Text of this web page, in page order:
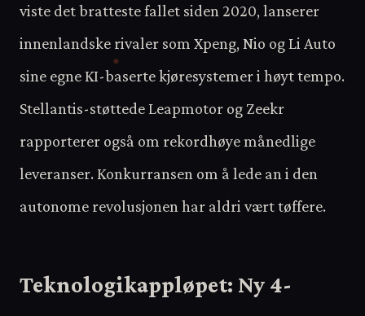
viste det bratteste fallet siden 2020, lanserer
innenlandske rivaler som Xpeng, Nio og Li Auto
sine egne KI-baserte kjøresystemer i høyt tempo.
Stellantis-støttede Leapmotor og Zeekr
rapporterer også om rekordhøye månedlige
leveranser. Konkurransen om å lede an i den
autonome revolusjonen har aldri vært tøffere.
Teknologikappløpet: Ny 4-